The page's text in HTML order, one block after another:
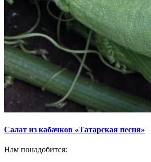
Салат из кабачков «Татарская песня»
Нам понадобится: